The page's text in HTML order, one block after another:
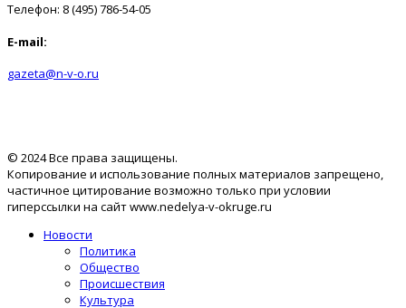
Телефон: 8 (495) 786-54-05
E-mail:
gazeta@n-v-o.ru
© 2024 Все права защищены.
Копирование и использование полных материалов запрещено,
частичное цитирование возможно только при условии
гиперссылки на сайт www.nedelya-v-okruge.ru
Новости
Политика
Общество
Происшествия
Культура